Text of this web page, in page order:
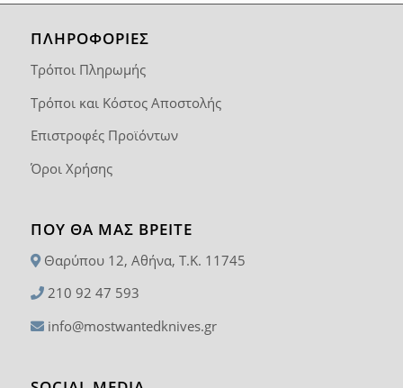
ΠΛΗΡΟΦΟΡΙΕΣ
Τρόποι Πληρωμής
Τρόποι και Κόστος Αποστολής
Επιστροφές Προϊόντων
Όροι Χρήσης
ΠΟΥ ΘΑ ΜΑΣ ΒΡΕΊΤΕ
Θαρύπου 12, Αθήνα, T.K. 11745
210 92 47 593
info@mostwantedknives.gr